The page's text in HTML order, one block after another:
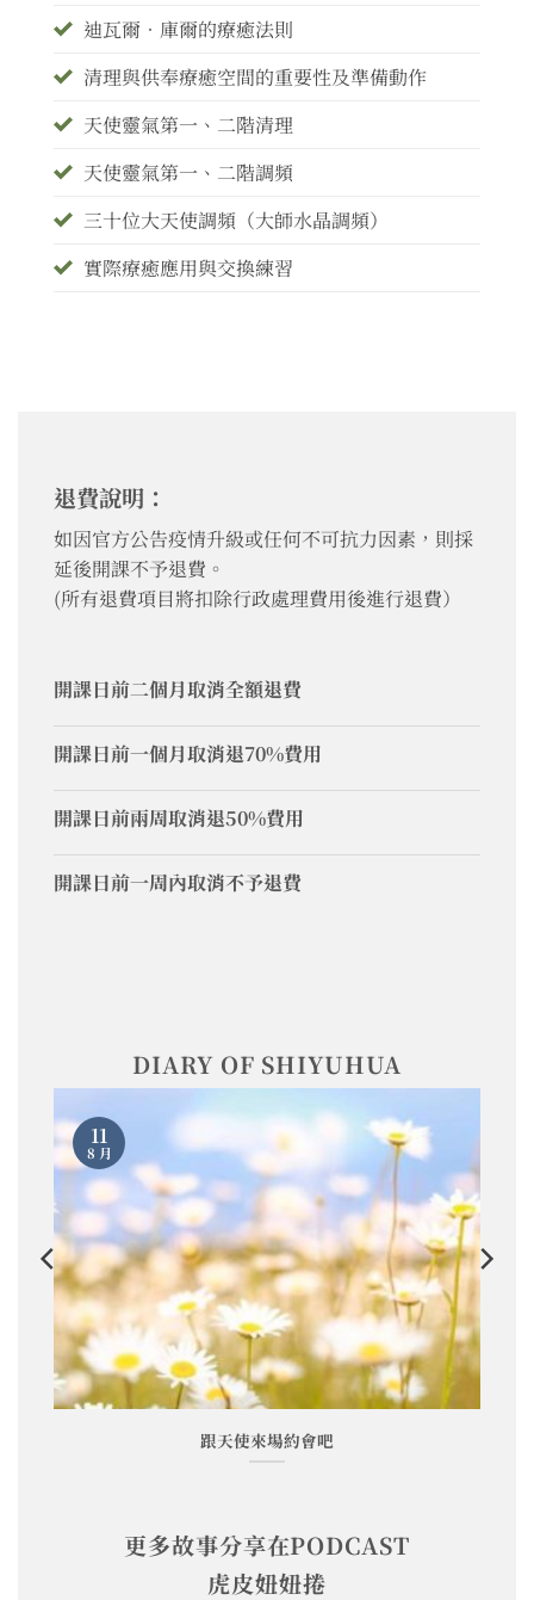
迪瓦爾•庫爾的療癒法則
清理與供奉療癒空間的重要性及準備動作
天使靈氣第一、二階清理
天使靈氣第一、二階調頻
三十位大天使調頻（大師水晶調頻）
實際療癒應用與交換練習
退費說明：
如因官方公告疫情升級或任何不可抗力因素，則採
延後開課不予退費。
(所有退費項目將扣除行政處理費用後進行退費）
開課日前二個月取消全額退費
開課日前一個月取消退70%費用
開課日前兩周取消退50%費用
開課日前一周內取消不予退費
DIARY OF SHIYUHUA
跟天使來場約會吧
11
8 月
更多故事分享在PODCAST
虎皮妞妞捲